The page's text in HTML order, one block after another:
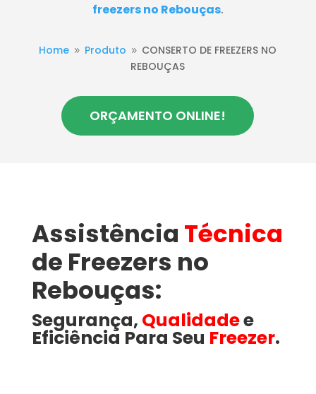
freezers no Rebouças.
Home 9 Produto 9 CONSERTO DE FREEZERS NO
REBOUÇAS
ORÇAMENTO ONLINE!
Assistência Técnica
de Freezers no
Rebouças:
Segurança, Qualidadee
Eficiência Para Seu Freezer.